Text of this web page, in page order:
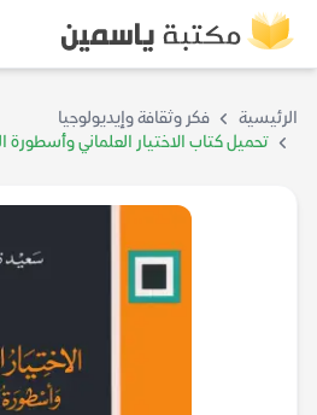
الرئيسية
فكر وثقافة وإيديولوجيا
تحميل كتاب الاختيار العلماني